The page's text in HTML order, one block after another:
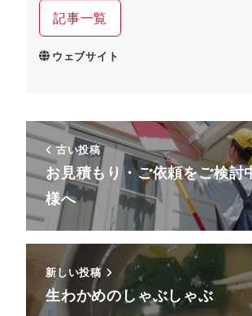
記事一覧
ウェブサイト
古い投稿
お見積もり・ご依頼をご検討
様へ
新しい投稿
生わかめのしゃぶしゃぶ